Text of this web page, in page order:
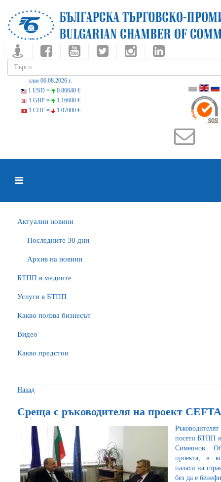
към 06.08.2026 г.
1 USD =
0.86640 €
1 GBP =
1.16680 €
1 CHF =
1.07000 €
Актуални новини
Последните 30 дни
Архив на новини
БTПП в медиите
Услуги в БТПП
Какво ползва бизнесът
Видео
Какво предстои
Назад
Среща с ръководителя на проект
посети БТПП и
Симеонов.
проекта, в
палати на
без да е